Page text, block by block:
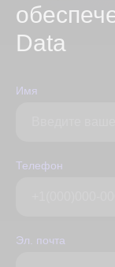
Data
Имя
Телефон
Эл. почта